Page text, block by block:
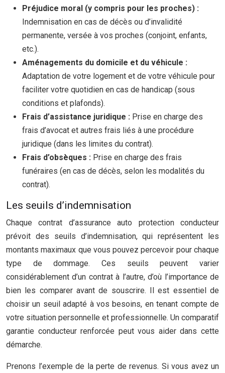
Préjudice moral (y compris pour les proches) :
Indemnisation en cas de décès ou d’invalidité
permanente, versée à vos proches (conjoint, enfants,
etc.).
Aménagements du domicile et du véhicule :
Adaptation de votre logement et de votre véhicule pour
faciliter votre quotidien en cas de handicap (sous
conditions et plafonds).
Frais d’assistance juridique : Prise en charge des
frais d’avocat et autres frais liés à une procédure
juridique (dans les limites du contrat).
Frais d’obsèques : Prise en charge des frais
funéraires (en cas de décès, selon les modalités du
contrat).
Les seuils d’indemnisation
Chaque contrat d’assurance auto protection conducteur
prévoit des seuils d’indemnisation, qui représentent les
montants maximaux que vous pouvez percevoir pour chaque
type de dommage. Ces seuils peuvent varier
considérablement d’un contrat à l’autre, d’où l’importance de
bien les comparer avant de souscrire. Il est essentiel de
choisir un seuil adapté à vos besoins, en tenant compte de
votre situation personnelle et professionnelle. Un comparatif
garantie conducteur renforcée peut vous aider dans cette
démarche.
Prenons l’exemple de la perte de revenus. Si vous avez un